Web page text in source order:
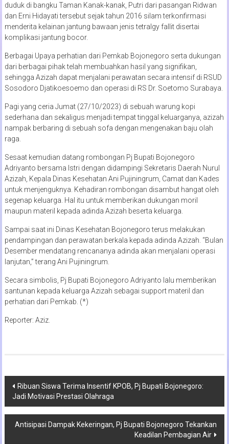
duduk di bangku Taman Kanak-kanak, Putri dari pasangan Ridwan
dan Erni Hidayati tersebut sejak tahun 2016 silam terkonfirmasi
menderita kelainan jantung bawaan jenis tetralgy fallit disertai
komplikasi jantung bocor.
Berbagai Upaya perhatian dari Pemkab Bojonegoro serta dukungan
dari berbagai pihak telah membuahkan hasil yang signifikan,
sehingga Azizah dapat menjalani perawatan secara intensif di RSUD
Sosodoro Djatikoesoemo dan operasi di RS Dr. Soetomo Surabaya.
Pagi yang ceria Jumat (27/10/2023) di sebuah warung kopi
sederhana dan sekaligus menjadi tempat tinggal keluarganya, azizah
nampak berbaring di sebuah sofa dengan mengenakan baju olah
raga.
Sesaat kemudian datang rombongan Pj Bupati Bojonegoro
Adriyanto bersama Istri dengan didampingi Sekretaris Daerah Nurul
Azizah, Kepala Dinas Kesehatan Ani Pujiningrum, Camat dan Kades
untuk menjenguknya. Kehadiran rombongan disambut hangat oleh
segenap keluarga. Hal itu untuk memberikan dukungan moril
maupun materil kepada adinda Azizah beserta keluarga.
Sampai saat ini Dinas Kesehatan Bojonegoro terus melakukan
pendampingan dan perawatan berkala kepada adinda Azizah. “Bulan
Desember mendatang rencananya adinda akan menjalani operasi
lanjutan,” terang Ani Pujiningrum.
Secara simbolis, Pj Bupati Bojonegoro Adriyanto lalu memberikan
santunan kepada keluarga Azizah sebagai support materil dan
perhatian dari Pemkab. (*)
Reporter: Aziz.
Navigasi
pos
Ribuan Siswa Terima Insentif KPOB, Pj Bupati Bojonegoro:
Jadi Motivasi Prestasi Olahraga
Antisipasi Dampak Kekeringan, Pj Bupati Bojonegoro Tekankan
Keadilan Pembagian Air